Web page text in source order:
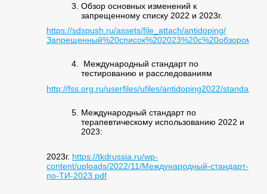
Обзор основных изменений к
запрещенному списку 2022 и 2023г.
https://sdspush.ru/assets/file_attach/antidoping/
Международный стандарт по
тестированию и расследованиям
http://fss.org.ru/userfiles/ufiles/antidoping2022/
Международный стандарт по
терапевтическому использованию 2022 и
2023:
2023г. https://tkdrussia.ru/wp-
content/uploads/2022/11/Международный-стандарт-
по-ТИ-2023.pdf